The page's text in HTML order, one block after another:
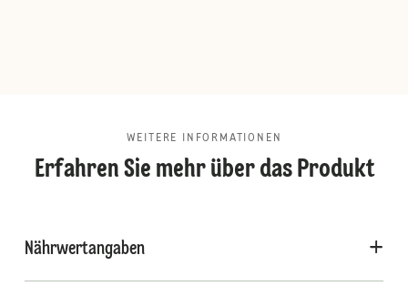
WEITERE INFORMATIONEN
Erfahren Sie mehr über das Produkt
Nährwertangaben